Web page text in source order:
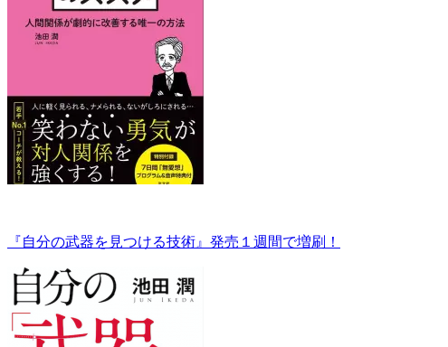
『自分の武器を見つける技術』発売１週間で増刷！